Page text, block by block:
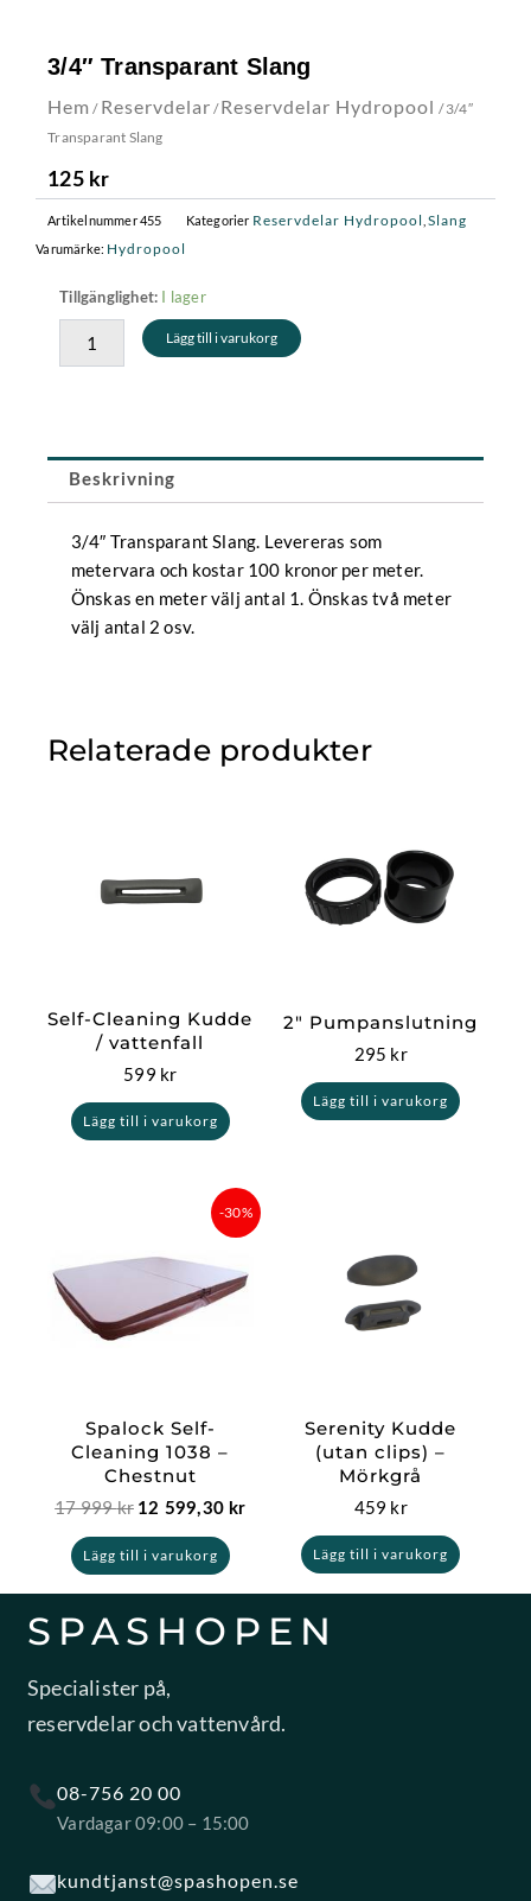
3/4″ Transparant Slang
Hem / Reservdelar /Reservdelar Hydropool / 3/4″
Transparant Slang
125 kr
Artikelnummer455 Kategorier Reservdelar Hydropool ,Slang
Varumärke: Hydropool
Tillgänglighet: I lager
3/4"
Transparant
Slang
mängd
Lägg till i varukorg
Beskrivning
3/4″ Transparant Slang. Levereras som
metervara och kostar 100 kronor per meter.
Önskas en meter välj antal 1. Önskas två meter
välj antal 2 osv.
Relaterade produkter
Self-Cleaning Kudde
/ vattenfall
599 kr
Lägg till i varukorg
2″ Pumpanslutning
295 kr
Lägg till i varukorg
-30%
Spalock Self-
Cleaning 1038 –
Chestnut
17 999kr
ursprungliga
999 kr.
12 599,30 kr
Det
nuvarande
är:
Lägg till i varukorg
Serenity Kudde
(utan clips) –
Mörkgrå
459 kr
Lägg till i varukorg
SPASHOPEN
Specialister på,
reservdelar och vattenvård.
08-756 20 00
Vardagar 09:00 – 15:00
kundtjanst@spashopen.se